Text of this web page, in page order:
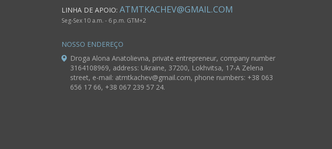
LINHA DE APOIO: ATMTKACHEV@GMAIL.COM
Seg-Sex 10 a.m. - 6 p.m. GTM+2
NOSSO ENDEREÇO
Droga Alona Anatolievna, private entrepreneur, company number
3164108969, address: Ukraine, 37200, Lokhvitsa, 17-A Zelena
street, e-mail: atmtkachev@gmail.com, phone numbers: +38 063
656 17 66, +38 067 239 57 24.